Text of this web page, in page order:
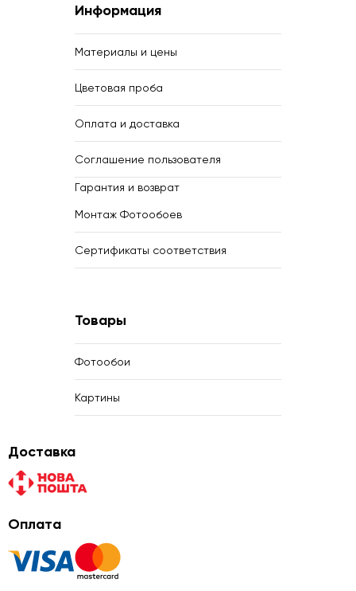
Информация
Материалы и цены
Цветовая проба
Оплата и доставка
Соглашение пользователя
Гарантия и возврат
Монтаж Фотообоев
Сертификаты соответствия
Товары
Фотообои
Картины
Доставка
Оплата